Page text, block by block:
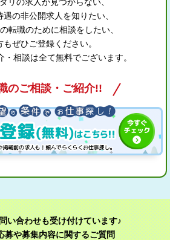
の非公開求人を知りたい、
転職のために相談をしたい、
もぜひご登録ください。
・相談は全て無料でございます。
のご相談・ご紹介!!
い合わせも受け付けています♪
募や募集内容に関するご質問